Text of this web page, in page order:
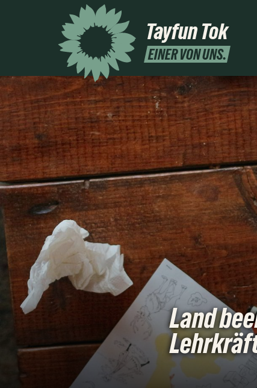
Tayfun Tok
EINER VON UNS.
Land